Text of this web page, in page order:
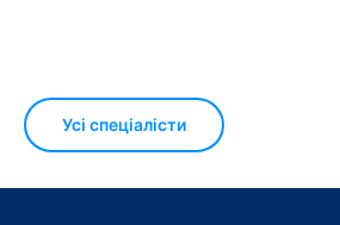
Усі спеціалісти